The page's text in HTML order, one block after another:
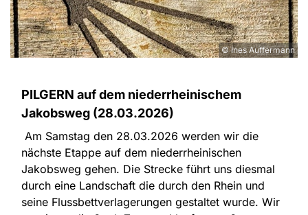
© Ines Auffermann
PILGERN auf dem niederrheinischem
Jakobsweg (28.03.2026)
Am Samstag den 28.03.2026 werden wir die
nächste Etappe auf dem niederrheinischen
Jakobsweg gehen. Die Strecke führt uns diesmal
durch eine Landschaft die durch den Rhein und
seine Flussbettverlagerungen gestaltet wurde. Wir